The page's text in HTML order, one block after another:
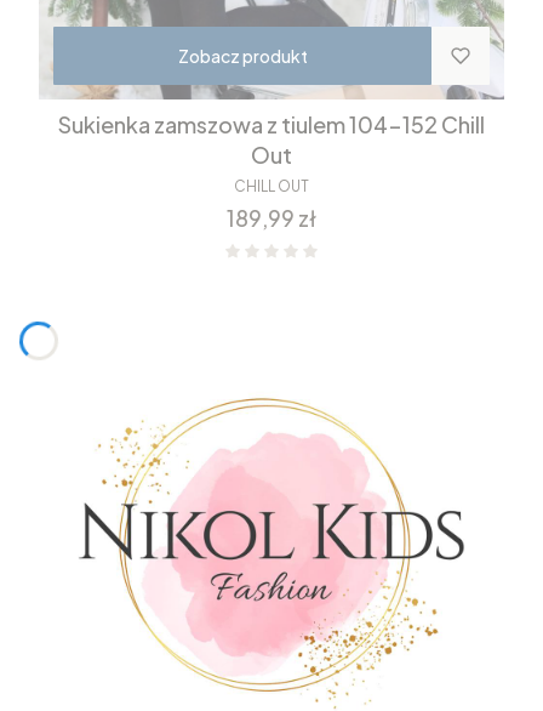
Zobacz produkt
Sukienka zamszowa z tiulem 104-152 Chill
Out
CHILL OUT
Cena
189,99 zł